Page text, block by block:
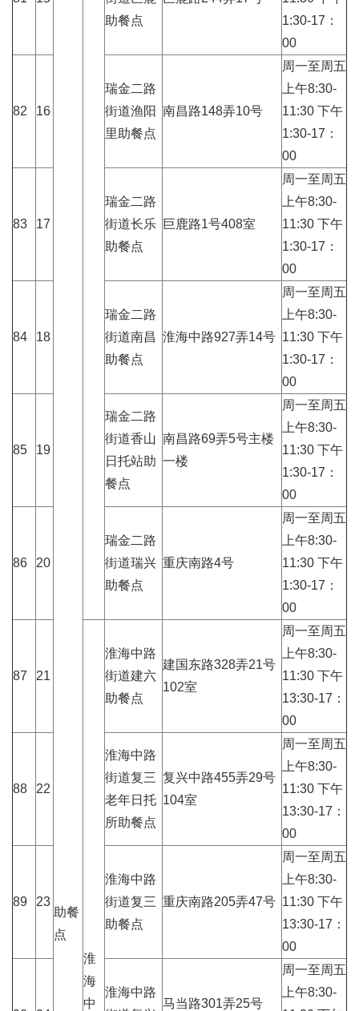
助餐
点
助餐点
1:30-17：
00
82 16
瑞金二路
街道渔阳
里助餐点
南昌路148弄10号
周一至周五
上午8:30-
11:30 下午
1:30-17：
00
83 17
瑞金二路
街道长乐
助餐点
巨鹿路1号408室
周一至周五
上午8:30-
11:30 下午
1:30-17：
00
84 18
瑞金二路
街道南昌
助餐点
淮海中路927弄14号
周一至周五
上午8:30-
11:30 下午
1:30-17：
00
85 19
瑞金二路
街道香山
日托站助
餐点
南昌路69弄5号主楼
一楼
周一至周五
上午8:30-
11:30 下午
1:30-17：
00
86 20
瑞金二路
街道瑞兴
助餐点
重庆南路4号
周一至周五
上午8:30-
11:30 下午
1:30-17：
00
87 21
淮
海
中
淮海中路
街道建六
助餐点
建国东路328弄21号
102室
周一至周五
上午8:30-
11:30 下午
13:30-17：
00
88 22
淮海中路
街道复三
老年日托
所助餐点
复兴中路455弄29号
104室
周一至周五
上午8:30-
11:30 下午
13:30-17：
00
89 23
淮海中路
街道复三
助餐点
重庆南路205弄47号
周一至周五
上午8:30-
11:30 下午
13:30-17：
00
淮海中路
马当路301弄25号
周一至周五
上午8:30-